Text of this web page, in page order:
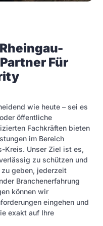
Für
wie heute – sei es
öffentliche
Fachkräften bieten
im Bereich
Kreis. Unser Ziel ist es,
zu schützen und
geben, jederzeit
Branchenerfahrung
können wir
eingehen und
exakt auf Ihre